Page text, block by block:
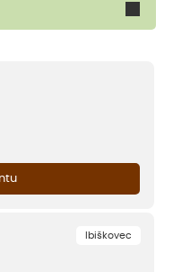
Ibiškovec